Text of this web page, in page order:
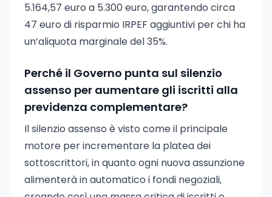
5.164,57 euro a 5.300 euro, garantendo circa
47 euro di risparmio IRPEF aggiuntivi per chi ha
un’aliquota marginale del 35%.
Perché il Governo punta sul silenzio
assenso per aumentare gli iscritti alla
previdenza complementare?
Il silenzio assenso è visto come il principale
motore per incrementare la platea dei
sottoscrittori, in quanto ogni nuova assunzione
alimenterà in automatico i fondi negoziali,